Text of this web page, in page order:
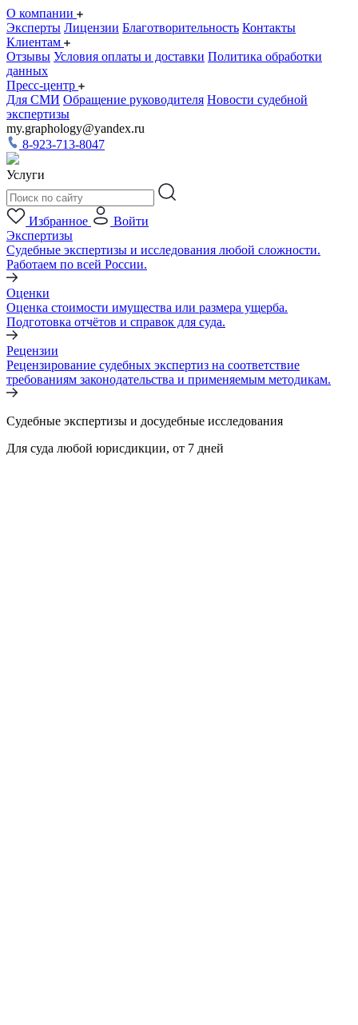
О компании
Эксперты Лицензии Благотворительность Контакты
Клиентам
Отзывы Условия оплаты и доставки Политика обработки
данных
Пресс-центр
Для СМИ Обращение руководителя Новости судебной
экспертизы
my.graphology@yandex.ru
8-923-713-8047
Услуги
Избранное
Войти
Экспертизы
Судебные экспертизы и исследования любой сложности.
Работаем по всей России.
Оценки
Оценка стоимости имущества или размера ущерба.
Подготовка отчётов и справок для суда.
Рецензии
Рецензирование судебных экспертиз на соответствие
требованиям законодательства и применяемым методикам.
Судебные экспертизы и досудебные исследования
Для суда любой юрисдикции, от 7 дней